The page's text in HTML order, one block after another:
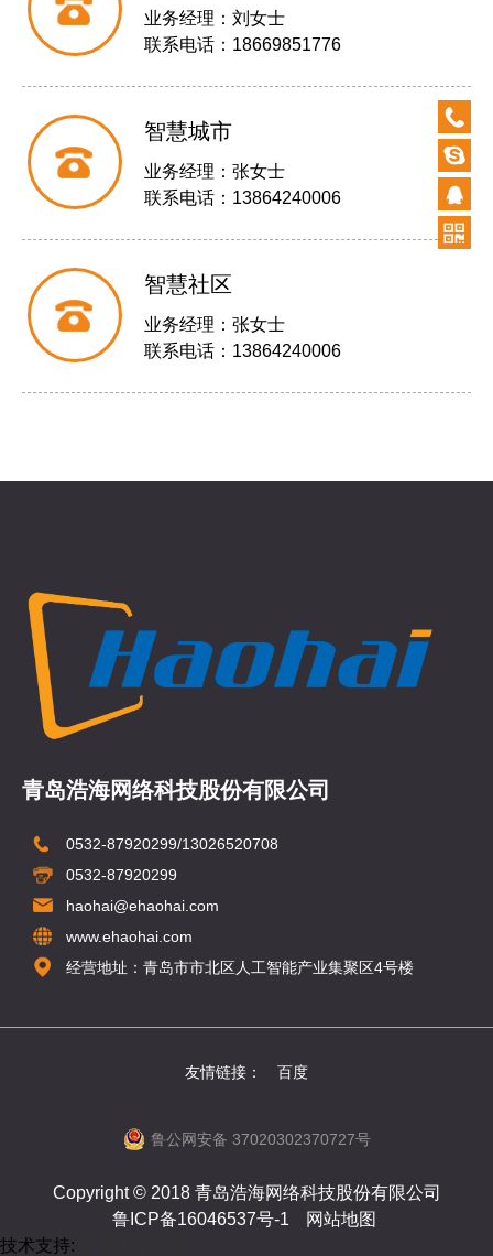
业务经理：刘女士
联系电话：18669851776
智慧城市
业务经理：张女士
联系电话：13864240006
智慧社区
业务经理：张女士
联系电话：13864240006
青岛浩海网络科技股份有限公司
0532-87920299/13026520708
0532-87920299
haohai@ehaohai.com
www.ehaohai.com
经营地址：青岛市市北区人工智能产业集聚区4号楼
友情链接： 百度
鲁公网安备 37020302370727号
Copyright © 2018 青岛浩海网络科技股份有限公司
鲁ICP备16046537号-1
网站地图
技术支持:
0532-